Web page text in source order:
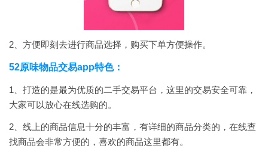
2、方便即刻去进行商品选择，购买下单方便操作。
52原味物品交易app特色：
1、打造的是最为优质的二手交易平台，这里的交易安全可靠，
大家可以放心在线选购的。
2、线上的商品信息十分的丰富，有详细的商品分类的，在线查
找商品会非常方便的，喜欢的商品这里都有。